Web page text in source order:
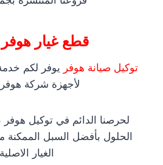
قطع غيار
توكيل صيانة هوفر يوفر لكم
لأجهزة شركة
لحرصنا الدائم في توكيل
الحلول بأفضل السبل الممكنة
الغيار الاصلية